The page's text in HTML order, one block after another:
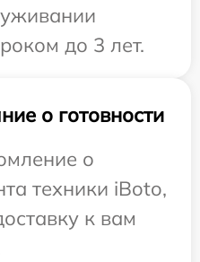
до 3 лет.
о готовности
о
техники iBoto,
к вам